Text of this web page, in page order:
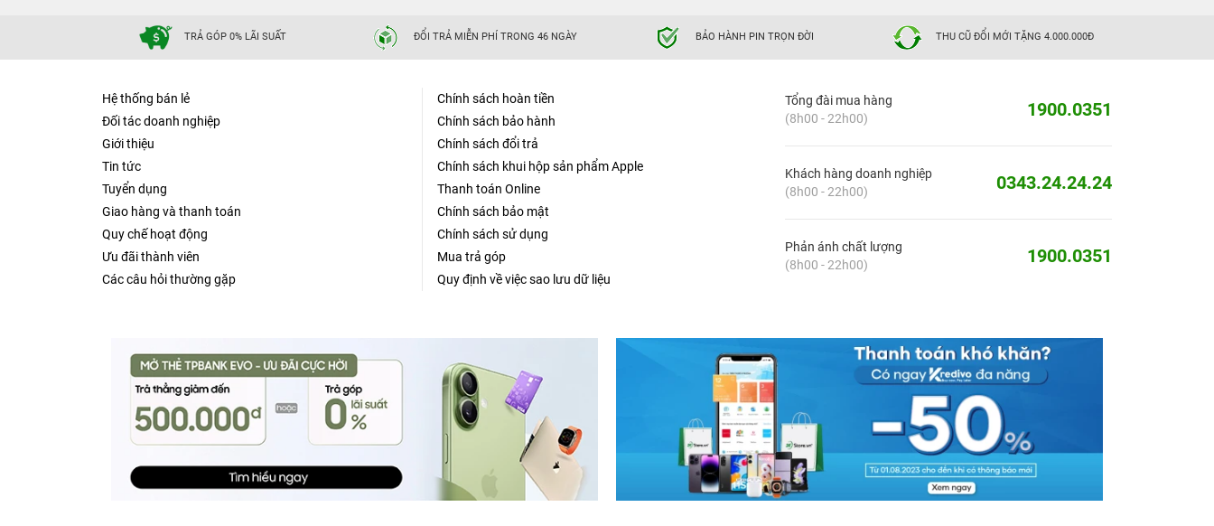
TRẢ GÓP 0% LÃI SUẤT ĐỔI TRẢ MIỄN PHÍ TRONG 46 NGÀY BẢO HÀNH PIN TRỌN ĐỜI THU CŨ ĐỔI MỚI TẶNG 4.000.000Đ
Hệ thống bán lẻ
Đối tác doanh nghiệp
Giới thiệu
Tin tức
Tuyển dụng
Giao hàng và thanh toán
Quy chế hoạt động
Ưu đãi thành viên
Các câu hỏi thường gặp
Chính sách hoàn tiền
Chính sách bảo hành
Chính sách đổi trả
Chính sách khui hộp sản phẩm Apple
Thanh toán Online
Chính sách bảo mật
Chính sách sử dụng
Mua trả góp
Quy định về việc sao lưu dữ liệu
Tổng đài mua hàng
(8h00 - 22h00)
1900.0351
Khách hàng doanh nghiệp
(8h00 - 22h00)
0343.24.24.24
Phản ánh chất lượng
(8h00 - 22h00)
1900.0351